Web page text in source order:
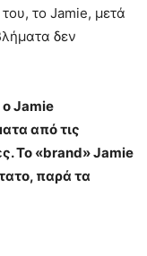
του, το Jamie, μετά
δεν
Jamie
από τις
Το «brand» Jamie
παρά τα